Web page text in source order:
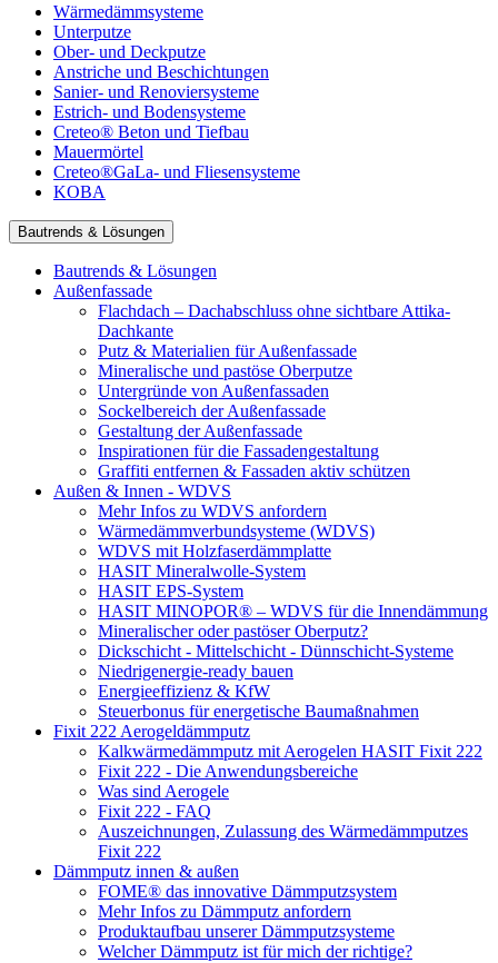
Wärmedämmsysteme
Unterputze
Ober- und Deckputze
Anstriche und Beschichtungen
Sanier- und Renoviersysteme
Estrich- und Bodensysteme
Creteo® Beton und Tiefbau
Mauermörtel
Creteo®GaLa- und Fliesensysteme
KOBA
Bautrends & Lösungen
Bautrends & Lösungen
Außenfassade
Flachdach – Dachabschluss ohne sichtbare Attika-
Dachkante
Putz & Materialien für Außenfassade
Mineralische und pastöse Oberputze
Untergründe von Außenfassaden
Sockelbereich der Außenfassade
Gestaltung der Außenfassade
Inspirationen für die Fassadengestaltung
Graffiti entfernen & Fassaden aktiv schützen
Außen & Innen - WDVS
Mehr Infos zu WDVS anfordern
Wärmedämmverbundsysteme (WDVS)
WDVS mit Holzfaserdämmplatte
HASIT Mineralwolle-System
HASIT EPS-System
HASIT MINOPOR® – WDVS für die Innendämmung
Mineralischer oder pastöser Oberputz?
Dickschicht - Mittelschicht - Dünnschicht-Systeme
Niedrigenergie-ready bauen
Energieeffizienz & KfW
Steuerbonus für energetische Baumaßnahmen
Fixit 222 Aerogeldämmputz
Kalkwärmedämmputz mit Aerogelen HASIT Fixit 222
Fixit 222 - Die Anwendungsbereiche
Was sind Aerogele
Fixit 222 - FAQ
Auszeichnungen, Zulassung des Wärmedämmputzes
Fixit 222
Dämmputz innen & außen
FOME® das innovative Dämmputzsystem
Mehr Infos zu Dämmputz anfordern
Produktaufbau unserer Dämmputzsysteme
Welcher Dämmputz ist für mich der richtige?